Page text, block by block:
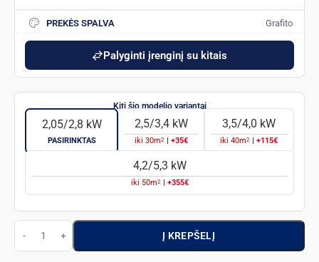
PREKĖS SPALVA Grafito
Palyginti įrenginį su kitais
2,05/2,8 kW
PASIRINKTAS
2,5/3,4 kW
iki 30m2 +35€
3,5/4,0 kW
iki40m2 +115€
4,2/5,3 kW
iki 50m2 +355€
Į KREPŠELĮ